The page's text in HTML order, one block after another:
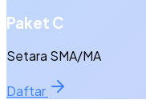
Paket C
Setara SMA/MA
Daftar